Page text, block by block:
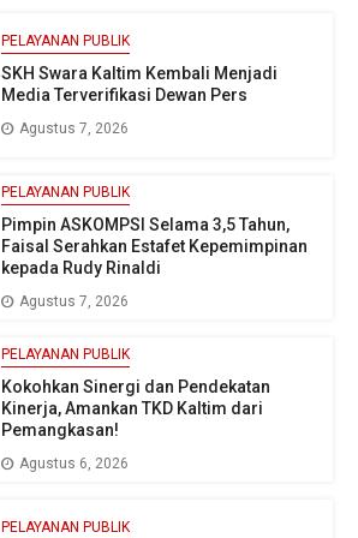
PELAYANAN PUBLIK
SKH Swara Kaltim Kembali Menjadi
Media Terverifikasi Dewan Pers
Agustus 7, 2026
PELAYANAN PUBLIK
Pimpin ASKOMPSI Selama 3,5 Tahun,
Faisal Serahkan Estafet Kepemimpinan
kepada Rudy Rinaldi
Agustus 7, 2026
PELAYANAN PUBLIK
Kokohkan Sinergi dan Pendekatan
Kinerja, Amankan TKD Kaltim dari
Pemangkasan!
Agustus 6, 2026
PELAYANAN PUBLIK